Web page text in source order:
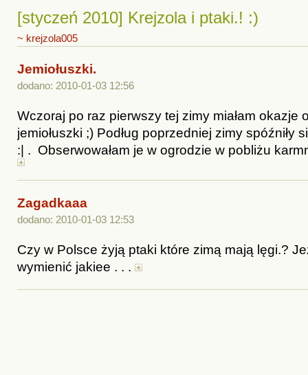
[styczeń 2010] Krejzola i ptaki.! :)
~ krejzola005
Jemiołuszki.
dodano: 2010-01-03 12:56
Wczoraj po raz pierwszy tej zimy miałam okazje
jemiołuszki ;) Podług poprzedniej zimy spóźniły
:| . Obserwowałam je w ogrodzie w pobliżu
Zagadkaaa
dodano: 2010-01-03 12:53
Czy w Polsce żyją ptaki które zimą mają lęgi.?
wymienić jakiee . . .